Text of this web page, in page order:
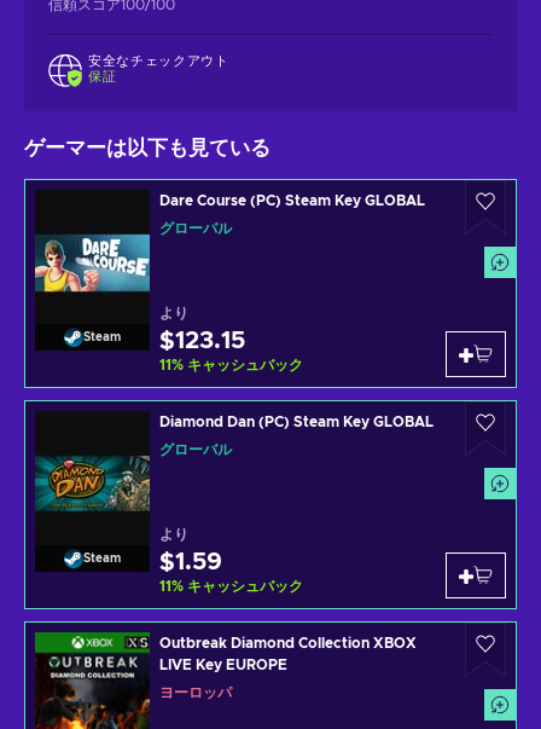
信頼スコア100/100
安全なチェックアウト
保証
ゲーマーは以下も見ている
Steam
Dare Course (PC) Steam Key GLOBAL
グローバル
より
$123.15
11% キャッシュバック
Steam
Diamond Dan (PC) Steam Key GLOBAL
グローバル
より
$1.59
11% キャッシュバック
Outbreak Diamond Collection XBOX
LIVE Key EUROPE
ヨーロッパ